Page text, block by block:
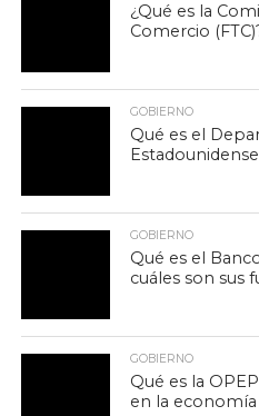
¿Qué es la
Comercio
GOBIERNO
Qué es el
Estadounidense
GOBIERNO
Qué es el
cuáles son sus
GOBIERNO
Qué es la
en la economía